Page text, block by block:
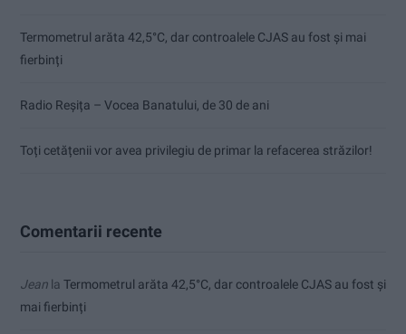
Termometrul arăta 42,5°C, dar controalele CJAS au fost și mai
fierbinți
Radio Reșița – Vocea Banatului, de 30 de ani
Toți cetățenii vor avea privilegiu de primar la refacerea străzilor!
Comentarii recente
Jean la Termometrul arăta 42,5°C, dar controalele CJAS au fost și
mai fierbinți